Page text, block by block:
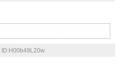
ID:H00b49L20w